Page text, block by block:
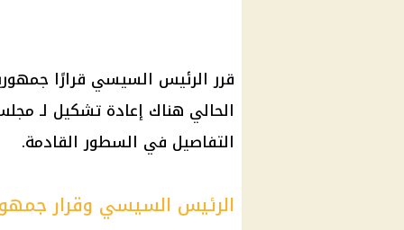
قرر الرئيس السيسي قرارًا
الحالي هناك إعادة تشكيل لـ
التفاصيل في السطور القادمة.
الرئيس السيسي وقرار